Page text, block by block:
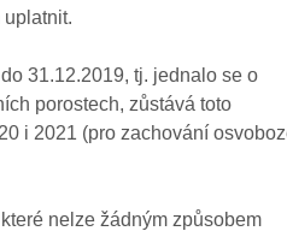
31.12.2019, tj. jednalo se o
porostech, zůstává toto
i 2021 (pro zachování
nelze žádným způsobem